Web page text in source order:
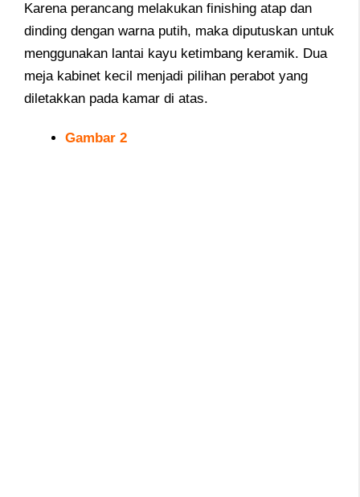
Karena perancang melakukan finishing atap dan
dinding dengan warna putih, maka diputuskan untuk
menggunakan lantai kayu ketimbang keramik. Dua
meja kabinet kecil menjadi pilihan perabot yang
diletakkan pada kamar di atas.
Gambar 2